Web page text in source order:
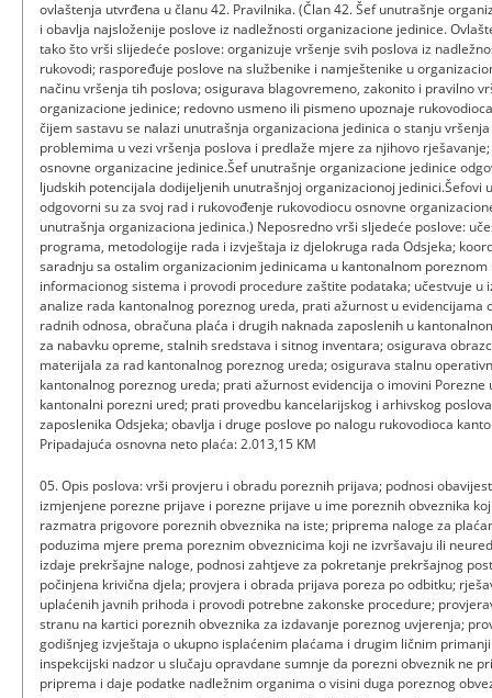
ovlaštenja utvrđena u članu 42. Pravilnika. (Član 42. Šef unutrašnje
i obavlja najsloženije poslove iz nadležnosti organizacione jedinice.
tako što vrši slijedeće poslove: organizuje vršenje svih poslova iz
rukovodi; raspoređuje poslove na službenike i namještenike u
načinu vršenja tih poslova; osigurava blagovremeno, zakonito i pravilno
organizacione jedinice; redovno usmeno ili pismeno upoznaje
čijem sastavu se nalazi unutrašnja organizaciona jedinica o stanju
problemima u vezi vršenja poslova i predlaže mjere za njihovo
osnovne organizacine jedinice.Šef unutrašnje organizacione jedinice
ljudskih potencijala dodijeljenih unutrašnjoj organizacionoj jedinici.Šefovi
odgovorni su za svoj rad i rukovođenje rukovodiocu osnovne
unutrašnja organizaciona jedinica.) Neposredno vrši sljedeće poslove:
programa, metodologije rada i izvještaja iz djelokruga rada Odsjeka;
saradnju sa ostalim organizacionim jedinicama u kantonalnom
informacionog sistema i provodi procedure zaštite podataka; učestvuje u
analize rada kantonalnog poreznog ureda, prati ažurnost u evidencijama
radnih odnosa, obračuna plaća i drugih naknada zaposlenih u
za nabavku opreme, stalnih sredstava i sitnog inventara; osigurava
materijala za rad kantonalnog poreznog ureda; osigurava stalnu
kantonalnog poreznog ureda; prati ažurnost evidencija o imovini Porezne
kantonalni porezni ured; prati provedbu kancelarijskog i arhivskog
zaposlenika Odsjeka; obavlja i druge poslove po nalogu rukovodioca
Pripadajuća osnovna neto plaća: 2.013,15 KM
05. Opis poslova: vrši provjeru i obradu poreznih prijava; podnosi
izmjenjene porezne prijave i porezne prijave u ime poreznih obveznika
razmatra prigovore poreznih obveznika na iste; priprema naloge za
poduzima mjere prema poreznim obveznicima koji ne izvršavaju ili
izdaje prekršajne naloge, podnosi zahtjeve za pokretanje prekršajnog
počinjena krivična djela; provjera i obrada prijava poreza po odbitku;
uplaćenih javnih prihoda i provodi potrebne zakonske procedure;
stranu na kartici poreznih obveznika za izdavanje poreznog uvjerenja;
godišnjeg izvještaja o ukupno isplaćenim plaćama i drugim ličnim
inspekcijski nadzor u slučaju opravdane sumnje da porezni obveznik ne
priprema i daje podatke nadležnim organima o visini duga poreznog